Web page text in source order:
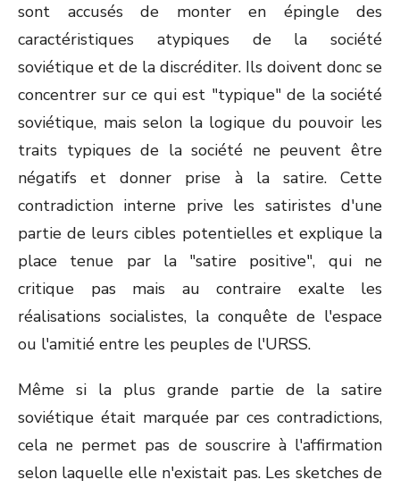
sont accusés de monter en épingle des
caractéristiques atypiques de la société
soviétique et de la discréditer. Ils doivent donc se
concentrer sur ce qui est "typique" de la société
soviétique, mais selon la logique du pouvoir les
traits typiques de la société ne peuvent être
négatifs et donner prise à la satire. Cette
contradiction interne prive les satiristes d'une
partie de leurs cibles potentielles et explique la
place tenue par la "satire positive", qui ne
critique pas mais au contraire exalte les
réalisations socialistes, la conquête de l'espace
ou l'amitié entre les peuples de l'URSS.
Même si la plus grande partie de la satire
soviétique était marquée par ces contradictions,
cela ne permet pas de souscrire à l'affirmation
selon laquelle elle n'existait pas. Les sketches de